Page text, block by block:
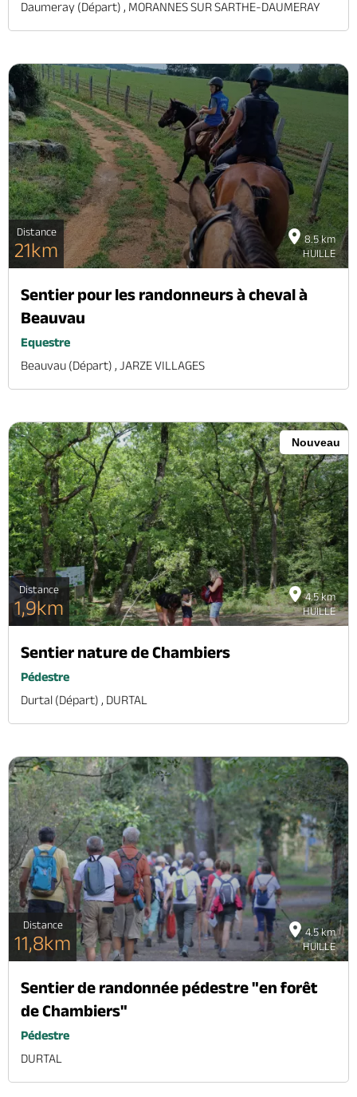
Daumeray (départ) , MORANNES SUR SARTHE-DAUMERAY
8.5 km
HUILLE
Distance
21km
Sentier pour les randonneurs à cheval à
Beauvau
Equestre
Beauvau (départ) , JARZE VILLAGES
4.5 km
HUILLE
Nouveau
Distance
1,9km
Sentier nature de Chambiers
Pédestre
Durtal (départ) , DURTAL
4.5 km
HUILLE
Distance
11,8km
Sentier de randonnée pédestre "en forêt
de Chambiers"
Pédestre
DURTAL